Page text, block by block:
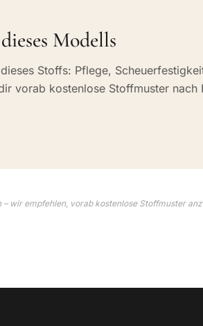
Modells
Stoffs: Pflege,
vorab kostenlose Stoffmuster nach
wir empfehlen, vorab kostenlose Stoffmuster